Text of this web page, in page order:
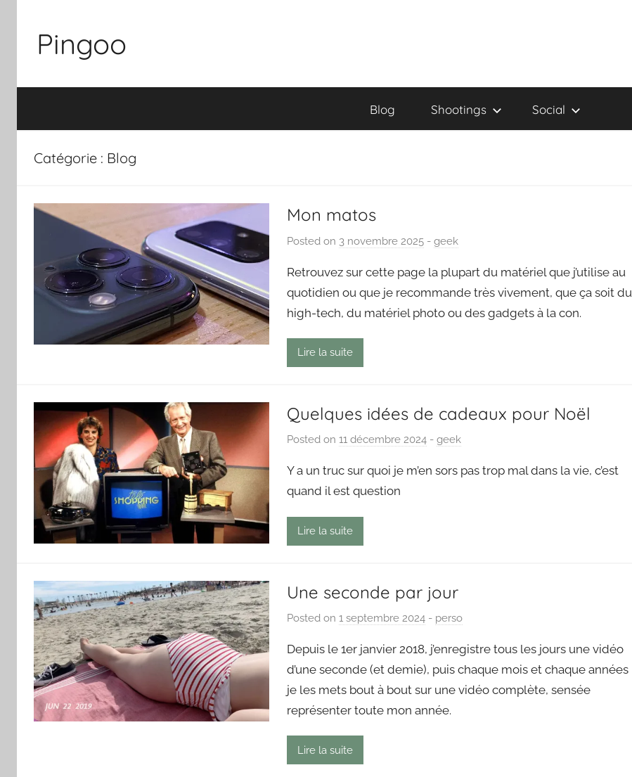
content
Pingoo
Blog Shootings Social
Catégorie : Blog
Mon matos
Posted on 3 novembre 2025 b
P
a
i
-geek
Retrouvez sur cette page la plupart du matériel que j’utilise au
quotidien ou que je recommande très vivement, que ça soit du
high-tech, du matériel photo ou des gadgets à la con.
Lire la suite
Quelques idées de cadeaux pour Noël
Posted on11 décembre 2024 b
P
u
t
-geek
Y a un truc sur quoi je m’en sors pas trop mal dans la vie, c’est
quand il est question
Lire la suite
Une seconde par jour
Posted on1 septembre 2024 b
P
a
i
n
- perso
Depuis le 1er janvier 2018, j’enregistre tous les jours une vidéo
d’une seconde (et demie), puis chaque mois et chaque années
je les mets bout à bout sur une vidéo complète, sensée
représenter toute mon année.
Lire la suite